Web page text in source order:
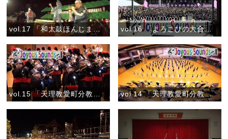
vol.17 「和太鼓ほんじま」『おやさとパレード』 vol.16 「よろこびの大合唱」『教祖御誕生讃歌』
vol.15 「天理教愛町分教会吹奏楽団」『2016マーチング全国大会 壮行会(マルチカメラ)』 vol.14 「天理教愛町分教会吹奏楽団」『2016マーチング全国大会 壮行会(ハイカメラ)』